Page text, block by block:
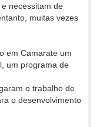
necessitam de
muitas vezes
em Camarate um
um programa de
o trabalho de
o desenvolvimento